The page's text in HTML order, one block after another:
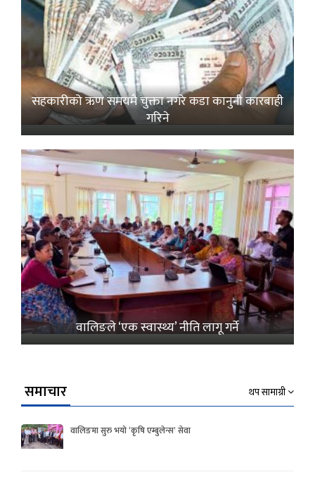
सहकारीको ऋण समयमै चुक्ता नगरे कडा कानुनी कारबाही
गरिने
वालिङले ‘एक स्वास्थ्य’ नीति लागू गर्ने
समाचार थप सामाग्री
वालिङमा सुरु भयो ‘कृषि एम्बुलेन्स’ सेवा